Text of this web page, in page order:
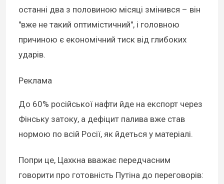
останні два з половиною місяці змінився – він
"вже не такий оптимістичний", і головною
причиною є економічний тиск від глибоких
ударів.
Реклама
До 60% російської нафти йде на експорт через
Фінську затоку, а дефіцит палива вже став
нормою по всій Росії, як йдеться у матеріалі.
Попри це, Цахкна вважає передчасним
говорити про готовність Путіна до переговорів: